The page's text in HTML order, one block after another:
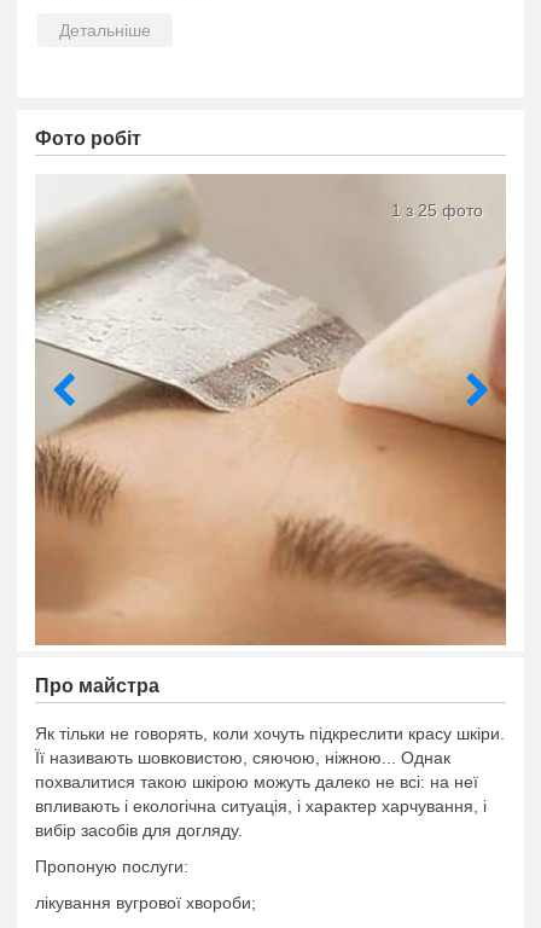
Детальніше
Фото робіт
1 з 25 фото
Про майстра
Як тільки не говорять, коли хочуть підкреслити красу шкіри.
Її називають шовковистою, сяючою, ніжною... Однак
похвалитися такою шкірою можуть далеко не всі: на неї
впливають і екологічна ситуація, і характер харчування, і
вибір засобів для догляду.
Пропоную послуги:
лікування вугрової хвороби;